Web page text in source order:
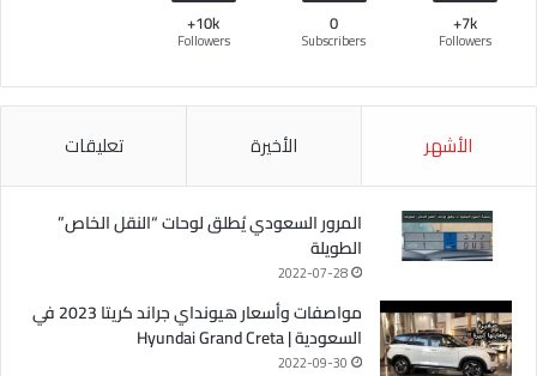
7k+
Followers
0
Subscribers
10k+
Followers
الأشهر الأخيرة تعليقات
المرور السعودي يُطلق لوحات “النقل الخاص”
الطويلة
2022-07-28
مواصفات وأسعار هيونداي جراند كريتا 2023 في
السعودية | Hyundai Grand Creta
2022-09-30